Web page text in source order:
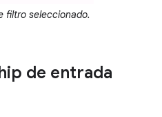
filtro seleccionado.
de entrada